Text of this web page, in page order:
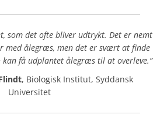
som det ofte bliver udtrykt. Det er nemt
med ålegræs, men det er svært at finde
kan få udplantet ålegræs til at overleve.”
, Biologisk Institut, Syddansk
Universitet